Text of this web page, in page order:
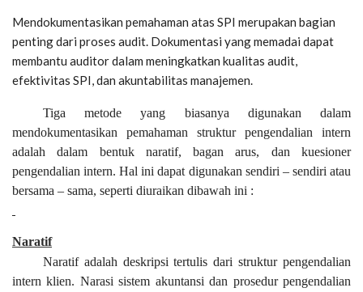
Mendokumentasikan pemahaman atas SPI merupakan bagian
penting dari proses audit. Dokumentasi yang memadai dapat
membantu auditor dalam meningkatkan kualitas audit,
efektivitas SPI, dan akuntabilitas manajemen.
Tiga metode yang biasanya digunakan dalam
mendokumentasikan pemahaman struktur pengendalian intern
adalah dalam bentuk naratif, bagan arus, dan kuesioner
pengendalian intern. Hal ini dapat digunakan sendiri – sendiri atau
bersama – sama, seperti diuraikan dibawah ini :
Naratif
Naratif adalah deskripsi tertulis dari struktur pengendalian
intern klien. Narasi sistem akuntansi dan prosedur pengendalian